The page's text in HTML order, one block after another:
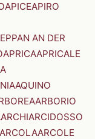
APICEAPIRO
AN DER
APRICAAPRICALE
AQUINO
ARBORIO
ARCHIARCIDOSSO
ARCOLAARCOLE